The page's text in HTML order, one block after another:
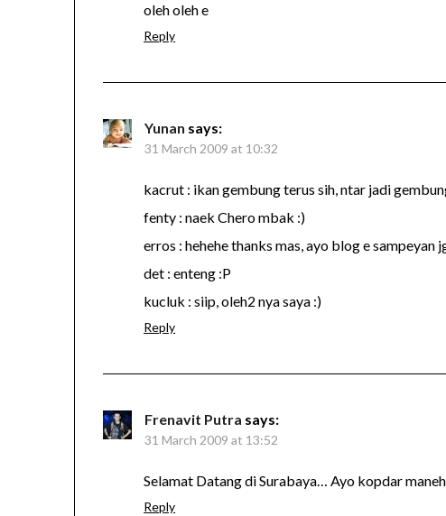
oleh oleh e
Reply
Yunan says:
31 March 2009 at 10:32
kacrut : ikan gembung terus sih, ntar jadi
fenty : naek Chero mbak :)
erros : hehehe thanks mas, ayo blog e sampeyan
det : enteng :P
kucluk : siip, oleh2 nya saya :)
Reply
Frenavit Putra says:
31 March 2009 at 13:52
Selamat Datang di Surabaya… Ayo kopdar
Reply